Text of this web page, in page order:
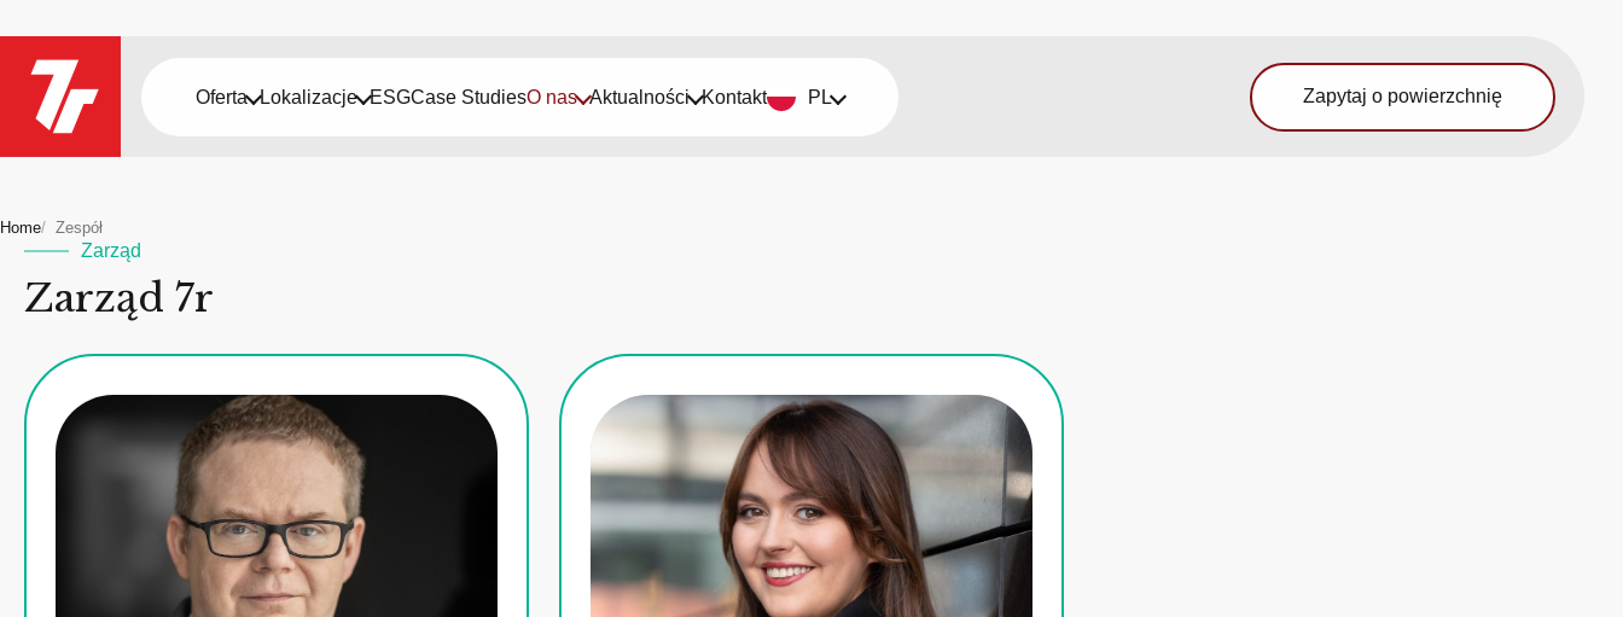
Oferta Lokalizacje ESGCase StudiesO nas Aktualności Kontakt PL Zapytaj o powierzchnię
Home Zespół
Zarząd
Zarząd 7r